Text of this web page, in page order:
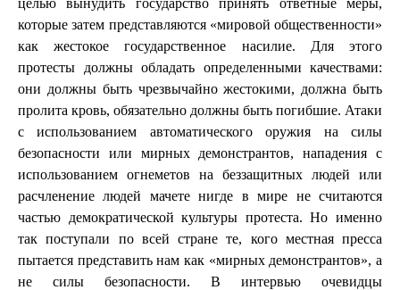
которые затем представляются «мировой общественности»
как жестокое государственное насилие. Для этого
протесты должны обладать определенными качествами:
они должны быть чрезвычайно жестокими, должна быть
пролита кровь, обязательно должны быть погибшие. Атаки
с использованием автоматического оружия на силы
безопасности или мирных демонстрантов, нападения с
использованием огнеметов на беззащитных людей или
расчленение людей мачете нигде в мире не считаются
частью демократической культуры протеста. Но именно
так поступали по всей стране те, кого местная пресса
пытается представить нам как «мирных демонстрантов», а
не силы безопасности. В интервью очевидцы